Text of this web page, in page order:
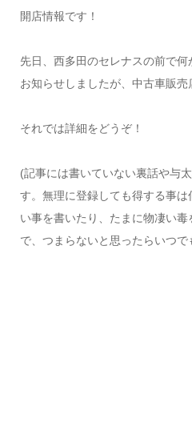
開店情報です！
先日、西多田のセレナスの前で
お知らせしましたが、中古車販売
それでは詳細をどうぞ！
(記事には書いていない裏話や与太
す。無理に登録しても得する事
い事を書いたり、たまに物凄い
で、つまらないと思ったらいつ